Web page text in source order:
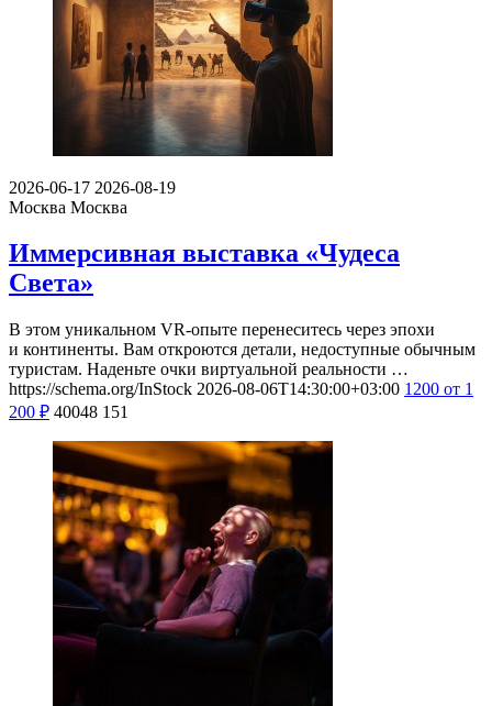
2026-06-17 2026-08-19
Москва Москва
Иммерсивная выставка «Чудеса
Света»
В этом уникальном VR-опыте перенеситесь через эпохи
и континенты. Вам откроются детали, недоступные обычным
туристам. Наденьте очки виртуальной реальности …
https://schema.org/InStock 2026-08-06T14:30:00+03:00 1200 от 1
200 ₽ 40048 151